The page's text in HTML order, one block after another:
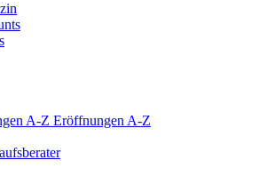
A-Z Eröffnungen A-Z